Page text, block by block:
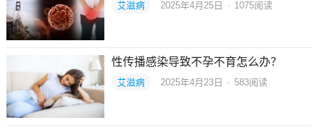
艾滋病 2025年4月25日 · 1075阅读
性传播感染导致不孕不育怎么办？
艾滋病 2025年4月23日 · 583阅读